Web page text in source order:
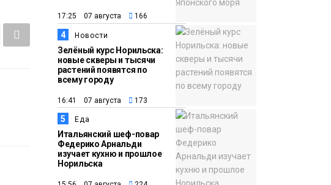
12:32
Общество
Как в Норильске
помогают женщинам
из исправительного
центра
адаптироваться к
жизни
17:25 07 августа 166
4 Новости
Зелёный курс Норильска:
новые скверы и тысячи
растений появятся по
всему городу
16:41 07 августа 173
5 Еда
Итальянский шеф-повар
Федерико Арнальди
изучает кухню и прошлое
Норильска